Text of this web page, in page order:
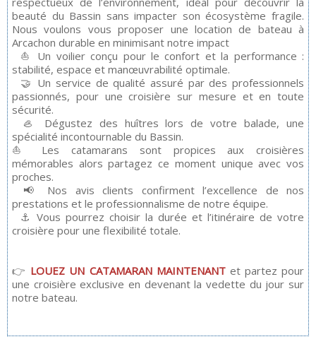
beauté du Bassin sans impacter son écosystème fragile.
Nous voulons vous proposer une location de bateau à
Arcachon durable en minimisant notre impact
⛵ Un voilier conçu pour le confort et la performance :
stabilité, espace et manœuvrabilité optimale.
🤝 Un service de qualité assuré par des professionnels
passionnés, pour une croisière sur mesure et en toute
sécurité.
🦪 Dégustez des huîtres lors de votre balade, une
spécialité incontournable du Bassin.
⛵ Les catamarans sont propices aux croisières
mémorables alors partagez ce moment unique avec vos
proches.
📢 Nos avis clients confirment l’excellence de nos
prestations et le professionnalisme de notre équipe.
⚓ Vous pourrez choisir la durée et l’itinéraire de votre
croisière pour une flexibilité totale.
👉 LOUEZ UN CATAMARAN MAINTENANTet partez pour
une croisière exclusive en devenant la vedette du jour sur
notre bateau.